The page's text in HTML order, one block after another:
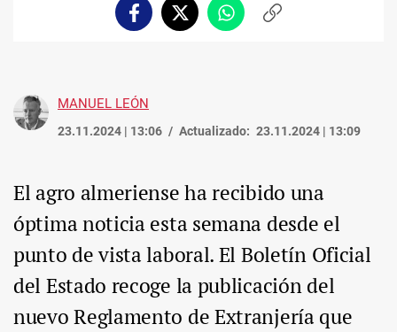
FacebookTwitterWhatsappCopiar
MANUEL LEÓN
23.11.2024 | 13:06 Actualizado: 23.11.2024 | 13:09
El agro almeriense ha recibido una
óptima noticia esta semana desde el
punto de vista laboral. El Boletín Oficial
del Estado recoge la publicación del
nuevo Reglamento de Extranjería que